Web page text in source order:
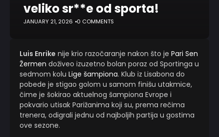
veliko sr**e od sporta!
JANUARY 21, 2026 0 COMMENTS
Luis Enrike nije krio razočaranje nakon što je Pari Sen
Žermen doživeo izuzetno bolan poraz od Sportinga u
sedmom kolu Lige šampiona. Klub iz Lisabona do
pobede je stigao golom u samom finišu utakmice,
čime je šokirao aktuelnog šampiona Evrope i
pokvario utisak Parižanima koji su, prema rečima
trenera, odigrali jednu od najboljih partija u gostima
ove sezone.